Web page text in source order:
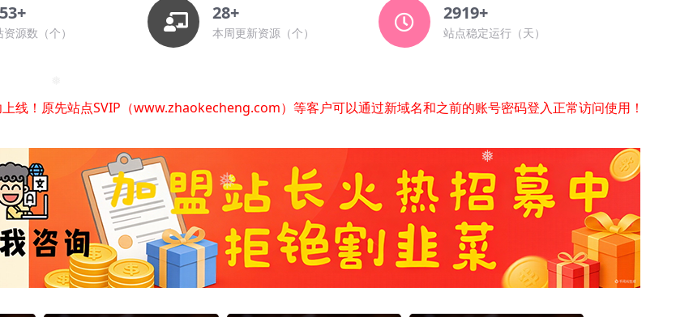
❅
❅
❅
❅
源数（个）
28+
本周更新资源（个）
2919+
站点稳定运行（天）
！原先站点SVIP（www.zhaokecheng.com）等客户可以通过新域名和之前的账号密码登入正常访问使用！